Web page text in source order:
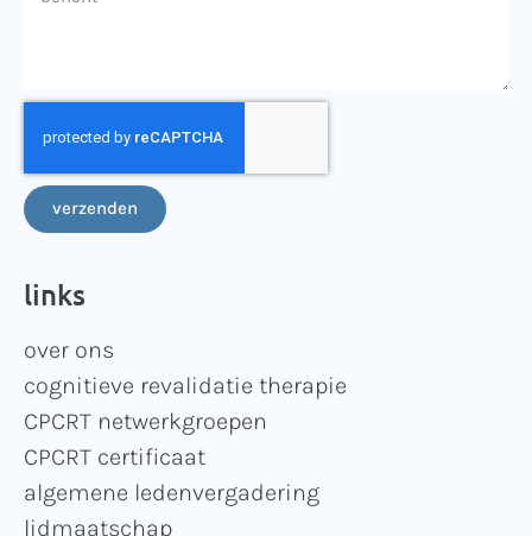
verzenden
links
over ons
cognitieve revalidatie therapie
CPCRT netwerkgroepen
CPCRT certificaat
algemene ledenvergadering
lidmaatschap